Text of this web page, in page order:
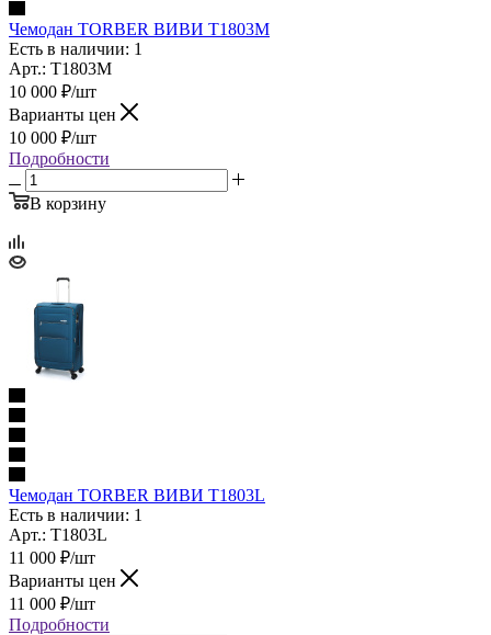
Чемодан TORBER ВИВИ T1803M
Есть в наличии: 1
Арт.: T1803M
10 000 ₽/шт
Варианты цен
10 000 ₽/шт
Подробности
В корзину
Чемодан TORBER ВИВИ T1803L
Есть в наличии: 1
Арт.: T1803L
11 000 ₽/шт
Варианты цен
11 000 ₽/шт
Подробности